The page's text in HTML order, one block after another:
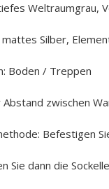
Weltraumgrau,
Silber,
Boden / Treppen
zwischen
Befestigen
Sie dann die